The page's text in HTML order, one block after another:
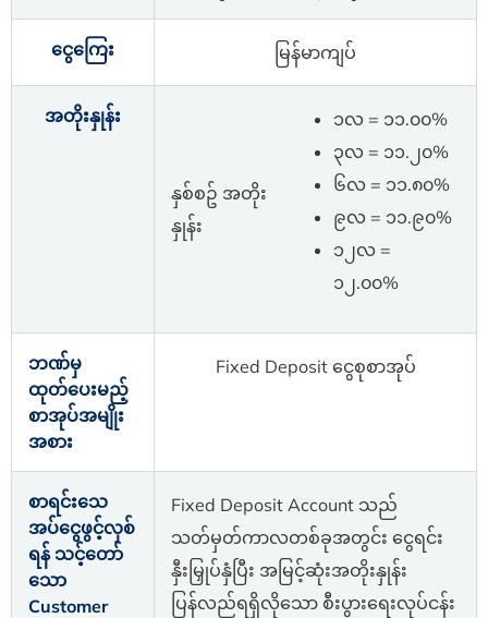
ငွေကြေး မြန်မာကျပ်
အတိုးနှုန်း
နှစ်စဥ် အတိုး
နှုန်း
၁လ = ၁၁.၀၀%
၃လ = ၁၁.၂၀%
၆လ = ၁၁.၈၀%
၉လ = ၁၁.၉၀%
၁၂လ =
၁၂.၀၀%
ဘဏ်မှ
ထုတ်ပေးမည့်
စာအုပ်အမျိုး
အစား
Fixed Deposit ငွေစုစာအုပ်
စာရင်းသေ
အပ်ငွေဖွင့်လှစ်
ရန် သင့်တော်
သော
Customer
Fixed Deposit Account သည်
သတ်မှတ်ကာလတစ်ခုအတွင်း ငွေရင်း
နှီးမြှုပ်နှံပြီး အမြင့်ဆုံးအတိုးနှုန်း
ပြန်လည်ရရှိလိုသော စီးပွားရေးလုပ်ငန်း